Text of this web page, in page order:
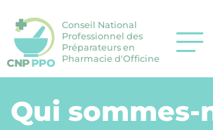
Conseil National
Professionnel des
Préparateurs en
Pharmacie d'Officine
Qui sommes-